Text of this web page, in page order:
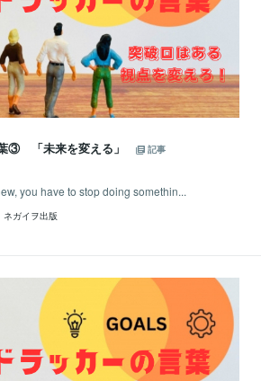
③ 「未来を変える」
記事
you have to stop doing somethin...
ガイヲ出版